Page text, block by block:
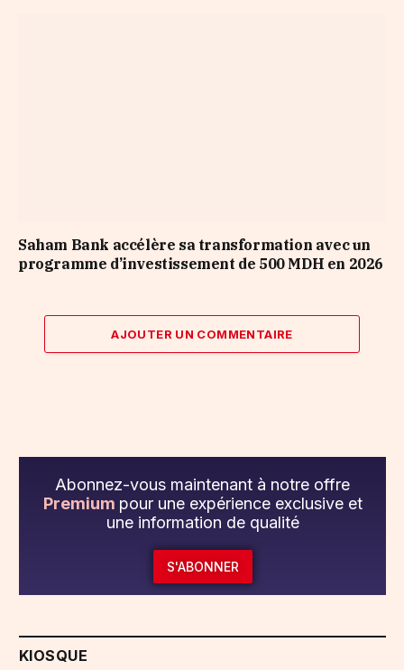
Saham Bank accélère sa transformation avec un
programme d’investissement de 500 MDH en 2026
AJOUTER UN COMMENTAIRE
Abonnez-vous maintenant à notre offre
Premium pour une expérience exclusive et
une information de qualité
S'ABONNER
KIOSQUE